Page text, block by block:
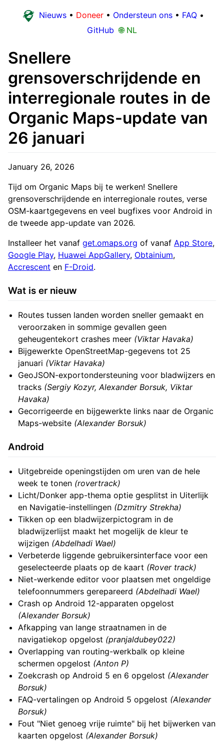
Nieuws • Doneer • Ondersteun ons • FAQ •
GitHub 🌐 NL
Snellere
grensoverschrijdende en
interregionale routes in de
Organic Maps-update van
26 januari
January 26, 2026
Tijd om Organic Maps bij te werken! Snellere
grensoverschrijdende en interregionale routes, verse
OSM-kaartgegevens en veel bugfixes voor Android in
de tweede app-update van 2026.
Installeer het vanaf get.omaps.org of vanaf App Store,
Google Play, Huawei AppGallery, Obtainium,
Accrescent en F-Droid.
Wat is er nieuw
Routes tussen landen worden sneller gemaakt en
veroorzaken in sommige gevallen geen
geheugentekort crashes meer (Viktar Havaka)
Bijgewerkte OpenStreetMap-gegevens tot 25
januari (Viktar Havaka)
GeoJSON-exportondersteuning voor bladwijzers en
tracks (Sergiy Kozyr, Alexander Borsuk, Viktar
Havaka)
Gecorrigeerde en bijgewerkte links naar de Organic
Maps-website (Alexander Borsuk)
Android
Uitgebreide openingstijden om uren van de hele
week te tonen (rovertrack)
Licht/Donker app-thema optie gesplitst in Uiterlijk
en Navigatie-instellingen (Dzmitry Strekha)
Tikken op een bladwijzerpictogram in de
bladwijzerlijst maakt het mogelijk de kleur te
wijzigen (Abdelhadi Wael)
Verbeterde liggende gebruikersinterface voor een
geselecteerde plaats op de kaart (Rover track)
Niet-werkende editor voor plaatsen met ongeldige
telefoonnummers gerepareerd (Abdelhadi Wael)
Crash op Android 12-apparaten opgelost
(Alexander Borsuk)
Afkapping van lange straatnamen in de
navigatiekop opgelost (pranjaldubey022)
Overlapping van routing-werkbalk op kleine
schermen opgelost (Anton P)
Zoekcrash op Android 5 en 6 opgelost (Alexander
Borsuk)
FAQ-vertalingen op Android 5 opgelost (Alexander
Borsuk)
Fout "Niet genoeg vrije ruimte" bij het bijwerken van
kaarten opgelost (Alexander Borsuk)